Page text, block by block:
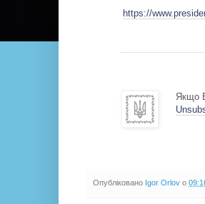
https://
Якщо
Опубліковано Igor Orlov о